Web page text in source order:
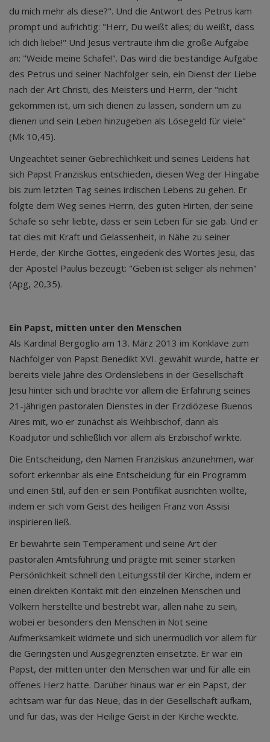
du mich mehr als diese?". Und die Antwort des Petrus kam
prompt und aufrichtig: "Herr, Du weißt alles; du weißt, dass
ich dich liebe!" Und Jesus vertraute ihm die große Aufgabe
an: "Weide meine Schafe!". Das wird die beständige Aufgabe
des Petrus und seiner Nachfolger sein, ein Dienst der Liebe
nach der Art Christi, des Meisters und Herrn, der "nicht
gekommen ist, um sich dienen zu lassen, sondern um zu
dienen und sein Leben hinzugeben als Lösegeld für viele"
(Mk 10,45).
Ungeachtet seiner Gebrechlichkeit und seines Leidens hat
sich Papst Franziskus entschieden, diesen Weg der Hingabe
bis zum letzten Tag seines irdischen Lebens zu gehen. Er
folgte dem Weg seines Herrn, des guten Hirten, der seine
Schafe so sehr liebte, dass er sein Leben für sie gab. Und er
tat dies mit Kraft und Gelassenheit, in Nähe zu seiner
Herde, der Kirche Gottes, eingedenk des Wortes Jesu, das
der Apostel Paulus bezeugt: "Geben ist seliger als nehmen"
(Apg, 20,35).
Ein Papst, mitten unter den Menschen
Als Kardinal Bergoglio am 13. März 2013 im Konklave zum
Nachfolger von Papst Benedikt XVI. gewählt wurde, hatte er
bereits viele Jahre des Ordenslebens in der Gesellschaft
Jesu hinter sich und brachte vor allem die Erfahrung seines
21-jährigen pastoralen Dienstes in der Erzdiözese Buenos
Aires mit, wo er zunächst als Weihbischof, dann als
Koadjutor und schließlich vor allem als Erzbischof wirkte.
Die Entscheidung, den Namen Franziskus anzunehmen, war
sofort erkennbar als eine Entscheidung für ein Programm
und einen Stil, auf den er sein Pontifikat ausrichten wollte,
indem er sich vom Geist des heiligen Franz von Assisi
inspirieren ließ.
Er bewahrte sein Temperament und seine Art der
pastoralen Amtsführung und prägte mit seiner starken
Persönlichkeit schnell den Leitungsstil der Kirche, indem er
einen direkten Kontakt mit den einzelnen Menschen und
Völkern herstellte und bestrebt war, allen nahe zu sein,
wobei er besonders den Menschen in Not seine
Aufmerksamkeit widmete und sich unermüdlich vor allem für
die Geringsten und Ausgegrenzten einsetzte. Er war ein
Papst, der mitten unter den Menschen war und für alle ein
offenes Herz hatte. Darüber hinaus war er ein Papst, der
achtsam war für das Neue, das in der Gesellschaft aufkam,
und für das, was der Heilige Geist in der Kirche weckte.